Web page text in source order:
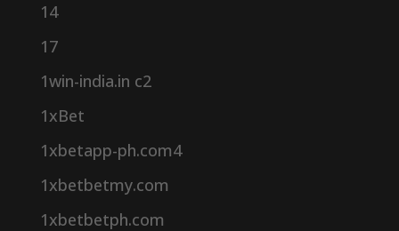
14
17
1win-india.in c2
1xBet
1xbetapp-ph.com4
1xbetbetmy.com
1xbetbetph.com